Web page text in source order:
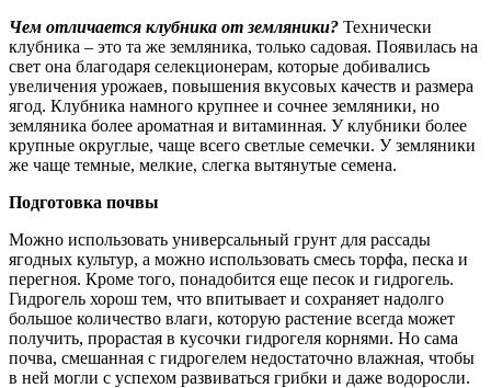
Чем отличается клубника от земляники? Технически
клубника – это та же земляника, только садовая. Появилась на
свет она благодаря селекционерам, которые добивались
увеличения урожаев, повышения вкусовых качеств и размера
ягод. Клубника намного крупнее и сочнее земляники, но
земляника более ароматная и витаминная. У клубники более
крупные округлые, чаще всего светлые семечки. У земляники
же чаще темные, мелкие, слегка вытянутые семена.
Подготовка почвы
Можно использовать универсальный грунт для рассады
ягодных культур, а можно использовать смесь торфа, песка и
перегноя. Кроме того, понадобится еще песок и гидрогель.
Гидрогель хорош тем, что впитывает и сохраняет надолго
большое количество влаги, которую растение всегда может
получить, прорастая в кусочки гидрогеля корнями. Но сама
почва, смешанная с гидрогелем недостаточно влажная, чтобы
в ней могли с успехом развиваться грибки и даже водоросли.